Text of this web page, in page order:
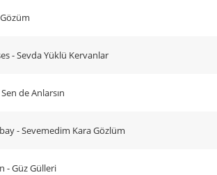
- Sevda Yüklü Kervanlar
de Anlarsın
- Sevemedim Kara Gözlüm
- Güz Gülleri